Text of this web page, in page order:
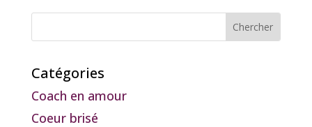
Catégories
Coach en amour
Coeur brisé